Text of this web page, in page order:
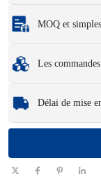
Les options de
MOQ et simples
Échantillons:
Les
pouvons vous
Délai de mise